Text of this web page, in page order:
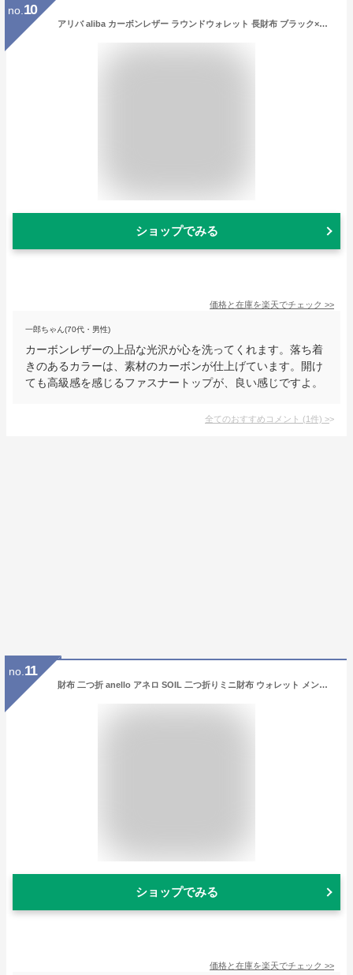
no. 10
アリバ aliba カーボンレザー ラウンドウォレット 長財布 ブラック×ブルー 黒 メンズ 学生 ブランド
ショップでみる
価格と在庫を楽天でチェック >>
一郎ちゃん(70代・男性)
カーボンレザーの上品な光沢が心を洗ってくれます。落ち着
きのあるカラーは、素材のカーボンが仕上げています。開け
ても高級感を感じるファスナートップが、良い感じですよ。
全てのおすすめコメント (1件) >
no. 11
財布 二つ折 anello アネロ SOIL 二つ折りミニ財布 ウォレット メンズ レディース 人気 ユニセックス 通学 通勤 おしゃれ カジュアル シンプル 無地 コンパクト 小さい 小さめ AJT0526
ショップでみる
価格と在庫を楽天でチェック >>